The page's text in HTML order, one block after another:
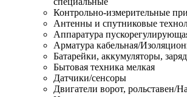
Контрольно-измерительные
Антенны и спутниковые
Аппаратура
Арматура кабельная/
Батарейки, аккумуляторы,
Бытовая техника мелкая
Датчики/сенсоры
Двигатели ворот, рольставен/